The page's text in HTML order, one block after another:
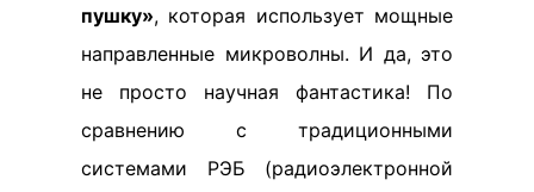
пушку», которая использует мощные
направленные микроволны. И да, это
не просто научная фантастика! По
сравнению с традиционными
системами РЭБ (радиоэлектронной